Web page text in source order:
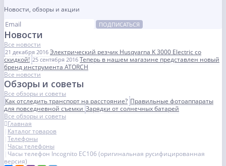
Новости, обзоры и акции
ПОДПИСАТЬСЯ
Новости
Все новости
21 декабря 2016 Электрический резчик Husqvarna K 3000 Electric со
скидкой! 25 сентября 2016 Теперь в нашем магазине представлен новый
бренд инструмента ATORCH
Все новости
Обзоры и советы
Все обзоры и советы
Как отследить транспорт на расстояние? Правильные фотоаппараты
для повседневной съемкиЗарядки от солнечных батарей
Все обзоры и советы
Главная
Каталог товаров
Телефоны
Часы телефоны
Часы телефон Incognito EC106 (оригинальная русифицированная
версия)